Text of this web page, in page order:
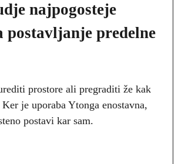
najpogosteje
postavljanje predelne
prostore ali pregraditi že kak
je uporaba Ytonga enostavna,
postavi kar sam.